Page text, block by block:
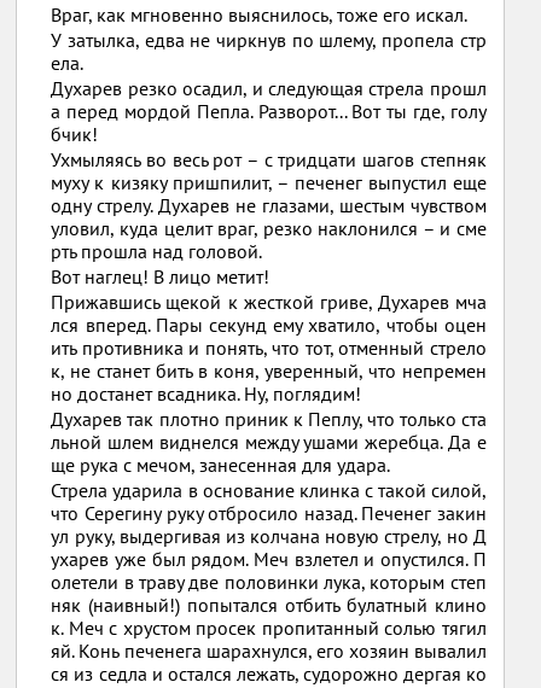
Враг, как мгновенно выяснилось, тоже его искал.
У затылка, едва не чиркнув по шлему, пропела стр
ела.
Духарев резко осадил, и следующая стрела прошл
а перед мордой Пепла. Разворот... Вот ты где, голу
бчик!
Ухмыляясь во весь рот – с тридцати шагов степняк
муху к кизяку пришпилит, – печенег выпустил еще
одну стрелу. Духарев не глазами, шестым чувством
уловил, куда целит враг, резко наклонился – и сме
рть прошла над головой.
Вот наглец! В лицо метит!
Прижавшись щекой к жесткой гриве, Духарев мча
лся вперед. Пары секунд ему хватило, чтобы оцен
ить противника и понять, что тот, отменный стрело
к, не станет бить в коня, уверенный, что непремен
но достанет всадника. Ну, поглядим!
Духарев так плотно приник к Пеплу, что только ста
льной шлем виднелся между ушами жеребца. Да е
ще рука с мечом, занесенная для удара.
Стрела ударила в основание клинка с такой силой,
что Серегину руку отбросило назад. Печенег закин
ул руку, выдергивая из колчана новую стрелу, но Д
ухарев уже был рядом. Меч взлетел и опустился. П
олетели в траву две половинки лука, которым степ
няк (наивный!) попытался отбить булатный клино
к. Меч с хрустом просек пропитанный солью тягил
яй. Конь печенега шарахнулся, его хозяин вывалил
ся из седла и остался лежать, судорожно дергая ко